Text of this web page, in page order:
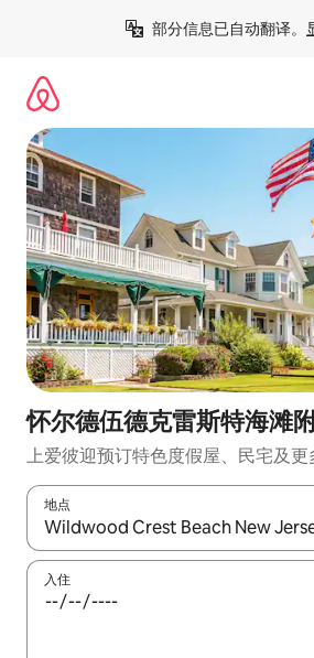
部分信息已自动翻译。
怀尔德伍德克雷斯特海滩
上爱彼迎预订特色度假屋、民宅及
地点
如有搜索结果，请使用上下方向键查
入住